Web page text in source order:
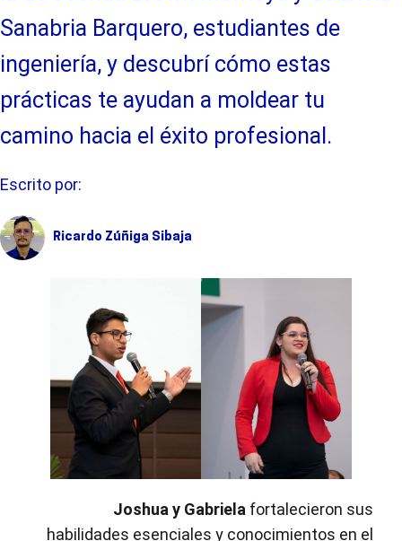
Sanabria Barquero, estudiantes de
ingeniería, y descubrí cómo estas
prácticas te ayudan a moldear tu
camino hacia el éxito profesional.
Escrito por:
Ricardo Zúñiga Sibaja
Joshua y Gabriela fortalecieron sus
habilidades esenciales y conocimientos en el